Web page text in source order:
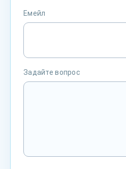
Емейл
Задайте вопрос